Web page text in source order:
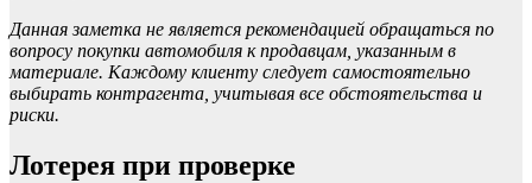
Данная заметка не является рекомендацией обращаться по
вопросу покупки автомобиля к продавцам, указанным в
материале. Каждому клиенту следует самостоятельно
выбирать контрагента, учитывая все обстоятельства и
риски.
Лотерея при проверке